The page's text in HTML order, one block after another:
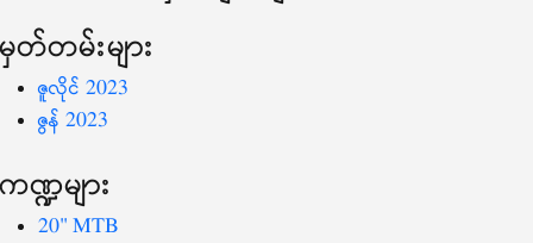
မှတ်တမ်းများ
ဇူလိုင် 2023
ဇွန် 2023
ကဏ္ဍများ
20" MTB